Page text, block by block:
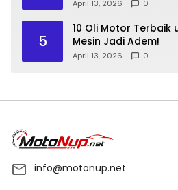
April 13, 2026 0
5
10 Oli Motor Terbaik
Mesin Jadi Adem!
April 13, 2026 0
info@motonup.net